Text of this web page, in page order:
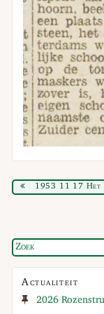
1953 11 17 Het
Actualiteit
2026